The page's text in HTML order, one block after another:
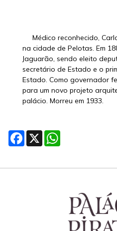
Médico reconhecido,
na cidade de Pelotas. Em
Jaguarão, sendo eleito
secretário de Estado e o
Estado. Como governador
para um novo projeto
palácio. Morreu em 1933.
Facebook
X